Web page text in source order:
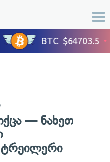
— ნახეთ